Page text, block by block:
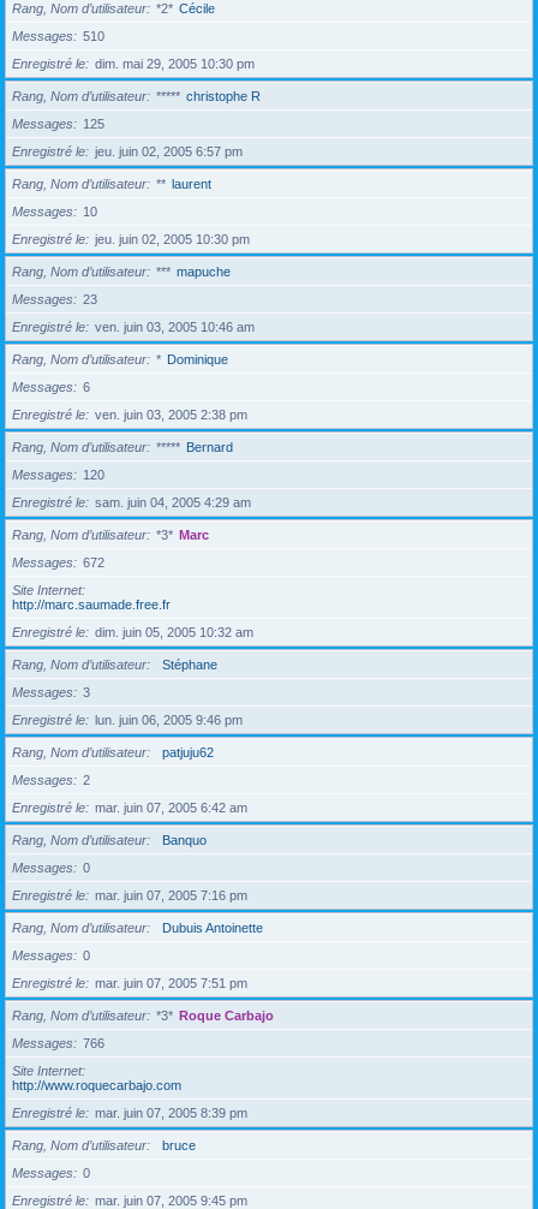
Rang, Nom d’utilisateur *2* Cécile
Messages
510
Enregistré le
dim. mai 29, 2005 10:30 pm
Rang, Nom d’utilisateur ***** christophe R
Messages
125
Enregistré le
jeu. juin 02, 2005 6:57 pm
Rang, Nom d’utilisateur ** laurent
Messages
10
Enregistré le
jeu. juin 02, 2005 10:30 pm
Rang, Nom d’utilisateur *** mapuche
Messages
23
Enregistré le
ven. juin 03, 2005 10:46 am
Rang, Nom d’utilisateur * Dominique
Messages
6
Enregistré le
ven. juin 03, 2005 2:38 pm
Rang, Nom d’utilisateur ***** Bernard
Messages
120
Enregistré le
sam. juin 04, 2005 4:29 am
Rang, Nom d’utilisateur *3* Marc
Messages
672
Site Internet
http://marc.saumade.free.fr
Enregistré le
dim. juin 05, 2005 10:32 am
Rang, Nom d’utilisateur
Stéphane
Messages
3
Enregistré le
lun. juin 06, 2005 9:46 pm
Rang, Nom d’utilisateur
patjuju62
Messages
2
Enregistré le
mar. juin 07, 2005 6:42 am
Rang, Nom d’utilisateur
Banquo
Messages
0
Enregistré le
mar. juin 07, 2005 7:16 pm
Rang, Nom d’utilisateur
Dubuis Antoinette
Messages
0
Enregistré le
mar. juin 07, 2005 7:51 pm
Rang, Nom d’utilisateur *3* Roque Carbajo
Messages
766
Site Internet
http://www.roquecarbajo.com
Enregistré le
mar. juin 07, 2005 8:39 pm
Rang, Nom d’utilisateur
bruce
Messages
0
Enregistré le
mar. juin 07, 2005 9:45 pm